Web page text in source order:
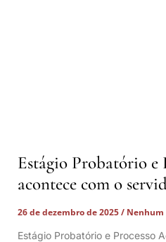
Estágio Probatório e
acontece com o
26 de dezembro de 2025
Estágio Probatório e Processo